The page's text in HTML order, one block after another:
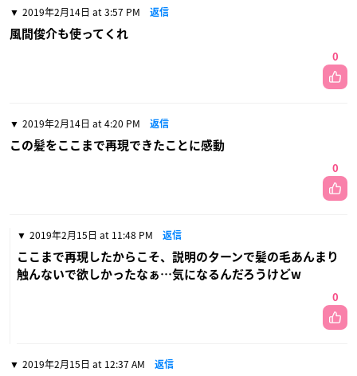
2019年2月14日 at 3:57 PM 返信
風間俊介も使ってくれ
0
2019年2月14日 at 4:20 PM 返信
この髪をここまで再現できたことに感動
0
2019年2月15日 at 11:48 PM 返信
ここまで再現したからこそ、説明のターンで髪の毛あんまり
触んないで欲しかったなぁ…気になるんだろうけどw
0
2019年2月15日 at 12:37 AM 返信